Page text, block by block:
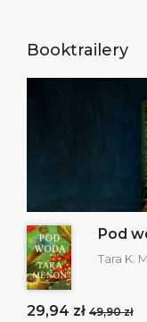
Booktrailery
Pod
Tara K.
29,94 zł 49,90 zł